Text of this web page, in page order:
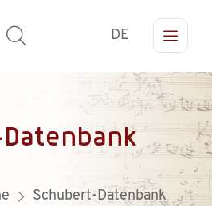
DE
Schubert-Datenbank